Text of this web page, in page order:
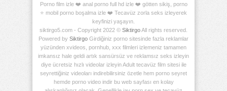
Porno film izle ❤️ anal porno full hd izle ❤️ götten sikiş, porno
⭐ mobil porno boşalma izle ❤️ Tecavüz zorla seks izleyerek
keyfinizi yaşayın.
siktirgo5.com - Copyright 2022 © SiktirgoAll rights reserved.
Powered by Siktirgo Girdiğiniz porno sitesinde fazla reklamlar
yüzünden xvideos, pornhub, xxx filmleri izlemeniz tamamen
imkansız hale geldi artık sansürsüz ve reklamsız seks izleyin
diye ücretsiz hızlı videolar izleyin Adult tecavüz film sitesi ile
seyrettiğiniz videoları indirebilirsiniz özetle hem porno seyret
hemde porno video indir bu web sayfası en kolay